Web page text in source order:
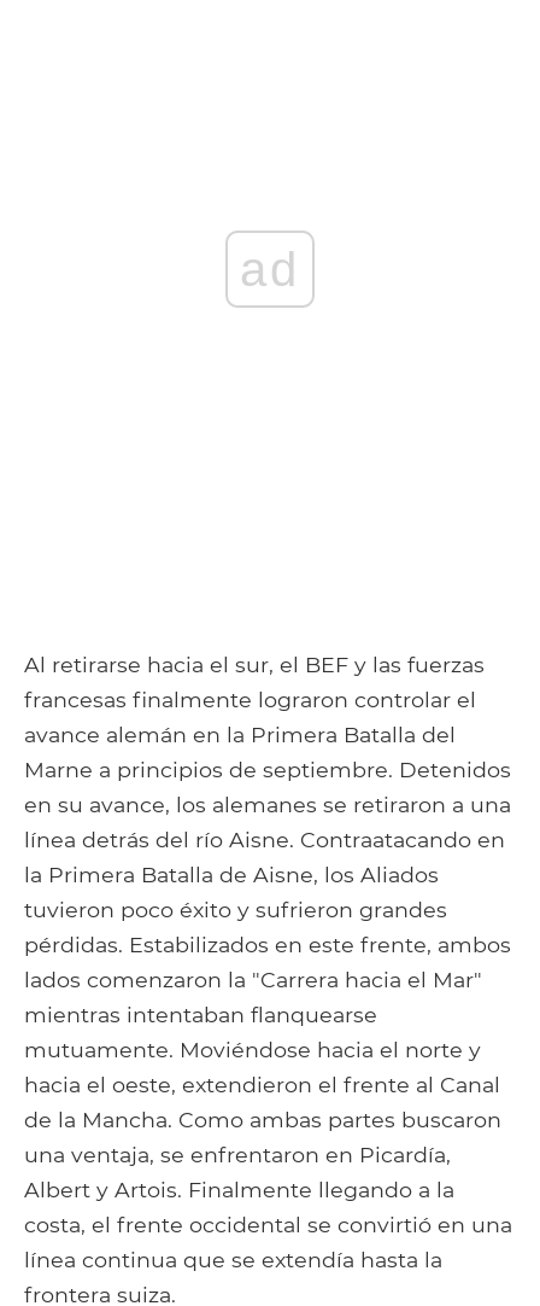
ad
Al retirarse hacia el sur, el BEF y las fuerzas
francesas finalmente lograron controlar el
avance alemán en la Primera Batalla del
Marne a principios de septiembre. Detenidos
en su avance, los alemanes se retiraron a una
línea detrás del río Aisne. Contraatacando en
la Primera Batalla de Aisne, los Aliados
tuvieron poco éxito y sufrieron grandes
pérdidas. Estabilizados en este frente, ambos
lados comenzaron la "Carrera hacia el Mar"
mientras intentaban flanquearse
mutuamente. Moviéndose hacia el norte y
hacia el oeste, extendieron el frente al Canal
de la Mancha. Como ambas partes buscaron
una ventaja, se enfrentaron en Picardía,
Albert y Artois. Finalmente llegando a la
costa, el frente occidental se convirtió en una
línea continua que se extendía hasta la
frontera suiza.